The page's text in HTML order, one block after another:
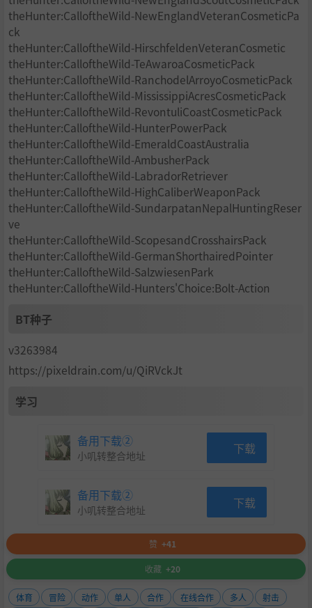
theHunter:CalloftheWild-NewEnglandVeteranCosmeticPa
ck
theHunter:CalloftheWild-HirschfeldenVeteranCosmetic
theHunter:CalloftheWild-TeAwaroaCosmeticPack
theHunter:CalloftheWild-RanchodelArroyoCosmeticPack
theHunter:CalloftheWild-MississippiAcresCosmeticPack
theHunter:CalloftheWild-RevontuliCoastCosmeticPack
theHunter:CalloftheWild-HunterPowerPack
theHunter:CalloftheWild-EmeraldCoastAustralia
theHunter:CalloftheWild-AmbusherPack
theHunter:CalloftheWild-LabradorRetriever
theHunter:CalloftheWild-HighCaliberWeaponPack
theHunter:CalloftheWild-SundarpatanNepalHuntingReser
ve
theHunter:CalloftheWild-ScopesandCrosshairsPack
theHunter:CalloftheWild-GermanShorthairedPointer
theHunter:CalloftheWild-SalzwiesenPark
theHunter:CalloftheWild-Hunters'Choice:Bolt-Action
BT种子
v3263984
https://pixeldrain.com/u/QiRVckJt
学习
备用下载②
小叽转整合地址 下载
备用下载②
小叽转整合地址 下载
赞 +41
收藏 +20
体育 冒险 动作 单人 合作 在线合作 多人
射击